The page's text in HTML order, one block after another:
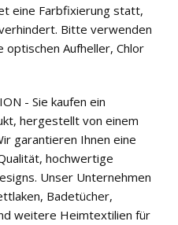
eine Farbfixierung statt,
Bitte verwenden
optischen Aufheller, Chlor
- Sie kaufen ein
hergestellt von einem
garantieren Ihnen eine
hochwertige
Unser Unternehmen
Badetücher,
weitere Heimtextilien für